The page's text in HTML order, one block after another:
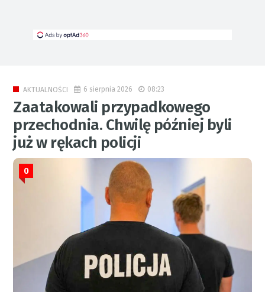
AKTUALNOŚCI 6 sierpnia 2026 08:23
Zaatakowali przypadkowego
przechodnia. Chwilę później byli
już w rękach policji
0